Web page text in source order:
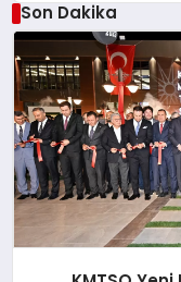
Son Dakika